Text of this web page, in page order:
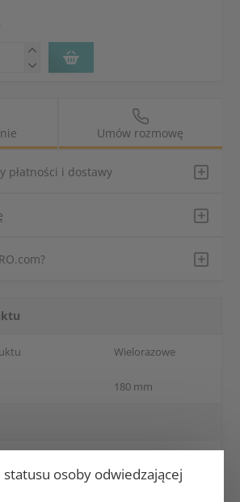
osoby odwiedzającej
Umów rozmowę
płatności i dostawy
Wielorazowe
180 mm